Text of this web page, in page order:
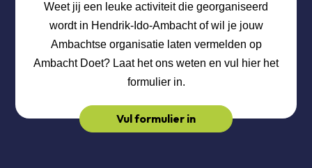
Weet jij een leuke activiteit die georganiseerd
wordt in Hendrik-Ido-Ambacht of wil je jouw
Ambachtse organisatie laten vermelden op
Ambacht Doet? Laat het ons weten en vul hier het
formulier in.
Vul formulier in